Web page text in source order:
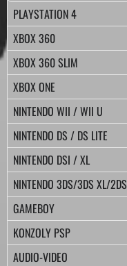
PLAYSTATION 4
XBOX 360
XBOX 360 SLIM
XBOX ONE
NINTENDO WII / WII U
NINTENDO DS / DS LITE
NINTENDO DSI / XL
NINTENDO 3DS/3DS XL/2DS
GAMEBOY
KONZOLY PSP
AUDIO-VIDEO